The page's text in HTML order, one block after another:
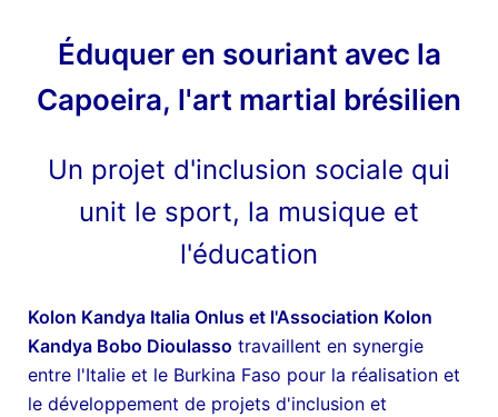
Éduquer en souriant avec la
Capoeira, l'art martial brésilien
Un projet d'inclusion sociale qui
unit le sport, la musique et
l'éducation
Kolon Kandya Italia Onlus et l'Association Kolon
Kandya Bobo Dioulasso travaillent en synergie
entre l'Italie et le Burkina Faso pour la réalisation et
le développement de projets d'inclusion et